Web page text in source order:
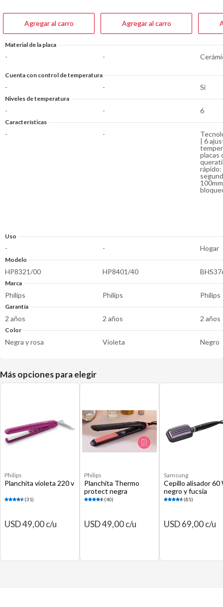
Agregar al carro Agregar al carro
Material de la placa
- -
Cuenta con control de temperatura
- - Si
Niveles de temperatura
- - 6
Características
- -
| 6
placas
rápido:
Uso
- - Hogar
Modelo
HP8321/00 HP8401/40
Marca
Philips Philips Philips
Garantía
2 años 2 años 2 años
Color
Negra y rosa Violeta Negro
Más opciones para elegir
Philips
Planchita violeta 220 v
(31)
USD 49,00 c/u
Philips
Planchita Thermo
protect negra
(40)
USD 49,00 c/u
Samsung
Cepillo alisador 60
negro y fucsia
(85)
USD 69,00 c/u